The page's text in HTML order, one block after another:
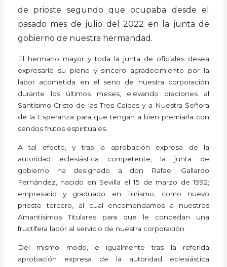
de prioste segundo que ocupaba desde el
pasado mes de julio del 2022 en la junta de
gobierno de nuestra hermandad.
El hermano mayor y toda la junta de oficiales desea
expresarle su pleno y sincero agradecimiento por la
labor acometida en el seno de nuestra corporación
durante los últimos meses, elevando oraciones al
Santísimo Cristo de las Tres Caídas y a Nuestra Señora
de la Esperanza para que tengan a bien premiarla con
sendos frutos espirituales.
A tal efecto, y tras la aprobación expresa de la
autoridad eclesiástica competente, la junta de
gobierno ha designado a don Rafael Gallardo
Fernández, nacido en Sevilla el 15 de marzo de 1992;
empresario y graduado en Turismo, como nuevo
prioste tercero, al cual encomendamos a nuestros
Amantísimos Titulares para que le concedan una
fructífera labor al servicio de nuestra corporación.
Del mismo modo, e igualmente tras la referida
aprobación expresa de la autoridad eclesiástica